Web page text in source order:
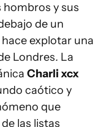
hombros y sus
de un
explotar una
Londres. La
Charli xcx
caótico y
que
las listas